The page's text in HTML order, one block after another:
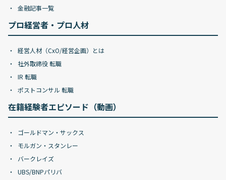
金融記事一覧
プロ経営者・プロ人材
経営人材（CxO/経営企画）とは
社外取締役 転職
IR 転職
ポストコンサル 転職
在籍経験者エピソード（動画）
ゴールドマン・サックス
モルガン・スタンレー
バークレイズ
UBS/BNPパリバ